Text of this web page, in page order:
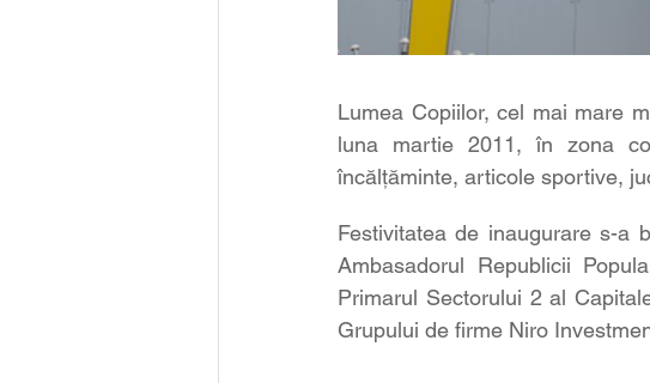
Lumea Copiilor, cel mai mare
luna martie 2011, în zona
încălțăminte, articole sportive,
Festivitatea de inaugurare s-a
Ambasadorul Republicii
Primarul Sectorului 2 al
Grupului de firme Niro